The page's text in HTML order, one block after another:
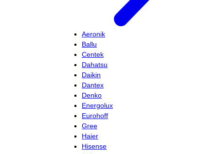
Aeronik
Ballu
Centek
Dahatsu
Daikin
Dantex
Denko
Energolux
Eurohoff
Gree
Haier
Hisense